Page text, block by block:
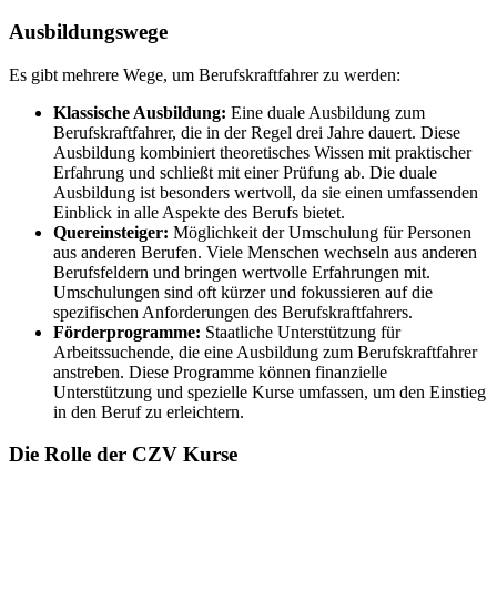
Ausbildungswege
Es gibt mehrere Wege, um Berufskraftfahrer zu werden:
Klassische Ausbildung: Eine duale Ausbildung zum
Berufskraftfahrer, die in der Regel drei Jahre dauert. Diese
Ausbildung kombiniert theoretisches Wissen mit praktischer
Erfahrung und schließt mit einer Prüfung ab. Die duale
Ausbildung ist besonders wertvoll, da sie einen umfassenden
Einblick in alle Aspekte des Berufs bietet.
Quereinsteiger: Möglichkeit der Umschulung für Personen
aus anderen Berufen. Viele Menschen wechseln aus anderen
Berufsfeldern und bringen wertvolle Erfahrungen mit.
Umschulungen sind oft kürzer und fokussieren auf die
spezifischen Anforderungen des Berufskraftfahrers.
Förderprogramme: Staatliche Unterstützung für
Arbeitssuchende, die eine Ausbildung zum Berufskraftfahrer
anstreben. Diese Programme können finanzielle
Unterstützung und spezielle Kurse umfassen, um den Einstieg
in den Beruf zu erleichtern.
Die Rolle der CZV Kurse